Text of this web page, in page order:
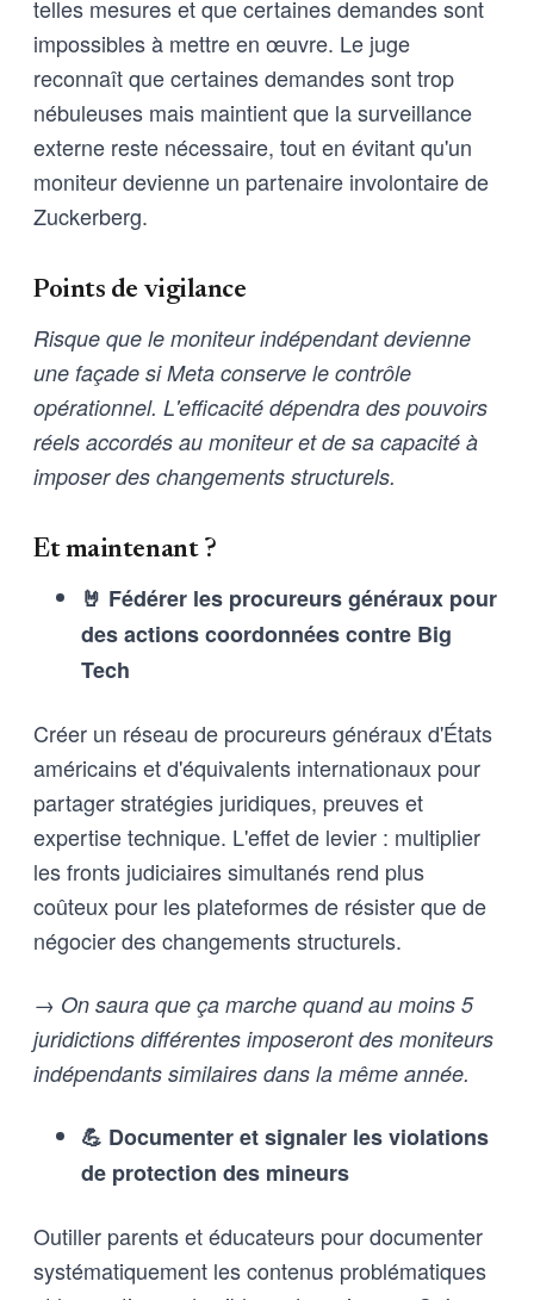
telles mesures et que certaines demandes sont
impossibles à mettre en œuvre. Le juge
reconnaît que certaines demandes sont trop
nébuleuses mais maintient que la surveillance
externe reste nécessaire, tout en évitant qu'un
moniteur devienne un partenaire involontaire de
Zuckerberg.
Points de vigilance
Risque que le moniteur indépendant devienne
une façade si Meta conserve le contrôle
opérationnel. L'efficacité dépendra des pouvoirs
réels accordés au moniteur et de sa capacité à
imposer des changements structurels.
Et maintenant ?
🤘 Fédérer les procureurs généraux pour
des actions coordonnées contre Big
Tech
Créer un réseau de procureurs généraux d'États
américains et d'équivalents internationaux pour
partager stratégies juridiques, preuves et
expertise technique. L'effet de levier : multiplier
les fronts judiciaires simultanés rend plus
coûteux pour les plateformes de résister que de
négocier des changements structurels.
→ On saura que ça marche quand au moins 5
juridictions différentes imposeront des moniteurs
indépendants similaires dans la même année.
💪 Documenter et signaler les violations
de protection des mineurs
Outiller parents et éducateurs pour documenter
systématiquement les contenus problématiques